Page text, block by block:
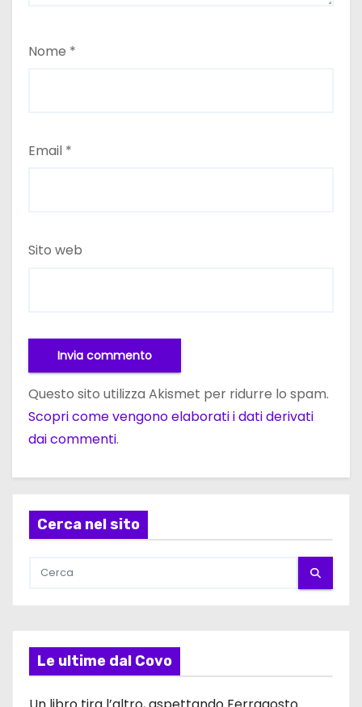
Nome *
Email *
Sito web
Questo sito utilizza Akismet per ridurre lo spam.
Scopri come vengono elaborati i dati derivati
dai commenti.
Cerca nel sito
Le ultime dal Covo